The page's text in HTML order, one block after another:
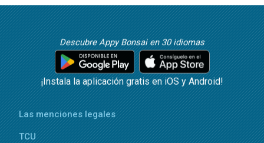
Descubre Appy Bonsai en 30 idiomas
¡Instala la aplicación gratis en iOS y Android!
Las menciones legales
TCU